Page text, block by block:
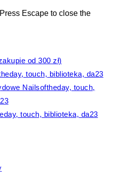
Press Escape to close the
od 300 zł)
touch, biblioteka, da23
Nailsoftheday, touch,
touch, biblioteka, da23